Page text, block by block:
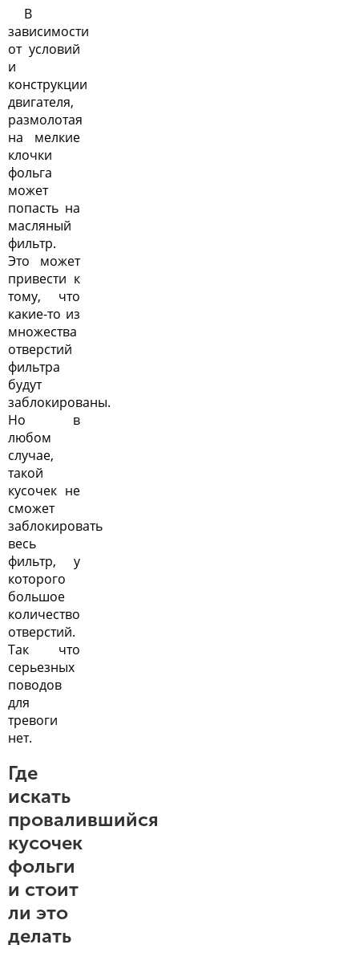
В
зависимости
от условий
и
конструкции
двигателя,
размолотая
на мелкие
клочки
фольга
может
попасть на
масляный
фильтр.
Это может
привести к
тому, что
какие-то из
множества
отверстий
фильтра
будут
заблокированы.
Но в
любом
случае,
такой
кусочек не
сможет
заблокировать
весь
фильтр, у
которого
большое
количество
отверстий.
Так что
серьезных
поводов
для
тревоги
нет.
Где
искать
провалившийся
кусочек
фольги
и стоит
ли это
делать